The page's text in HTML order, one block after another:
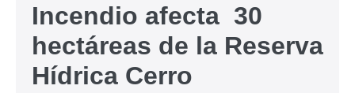
Incendio afecta 30
hectáreas de la Reserva
Hídrica Cerro